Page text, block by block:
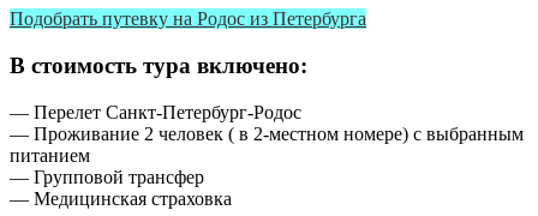
Подобрать путевку на Родос из Петербурга
В стоимость тура включено:
— Перелет Санкт-Петербург-Родос
— Проживание 2 человек ( в 2-местном номере) с выбранным
питанием
— Групповой трансфер
— Медицинская страховка